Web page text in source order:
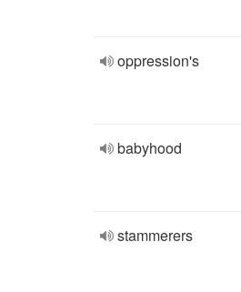
oppression's
babyhood
stammerers